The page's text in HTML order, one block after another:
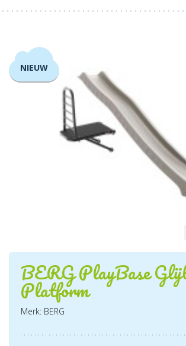
NIEUW
BERG PlayBase
Platform
Merk: BERG